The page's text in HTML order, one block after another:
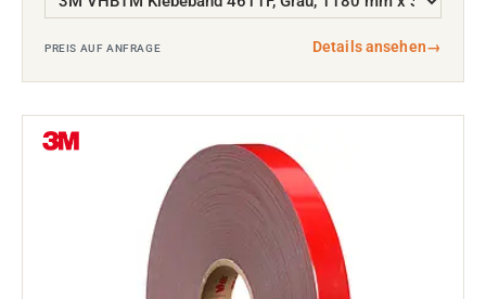
PREIS AUF ANFRAGE Details ansehen→